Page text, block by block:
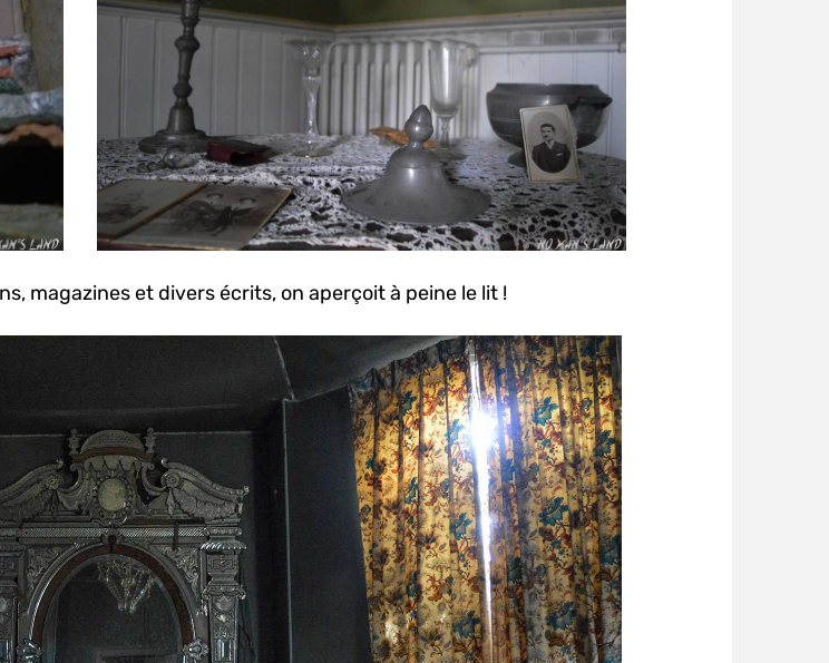
magazines et divers écrits, on aperçoit à peine le lit !